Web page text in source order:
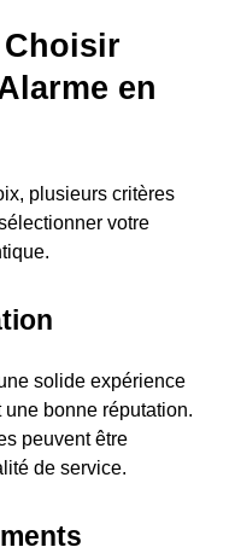
en
plusieurs critères
votre
solide expérience
bonne réputation.
peuvent être
de service.